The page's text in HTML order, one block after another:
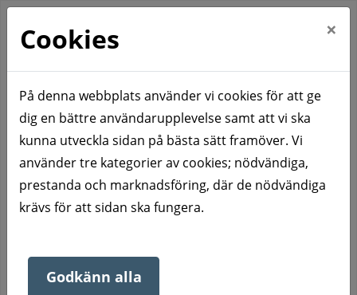
Hem Våra bostadsområden
Charlottenberg
Storgatan 29-31 (udda husnummer)
Storgatan 29-31 (udda
Cookies ×
På denna webbplats använder vi cookies för att ge
dig en bättre användarupplevelse samt att vi ska
kunna utveckla sidan på bästa sätt framöver. Vi
använder tre kategorier av cookies; nödvändiga,
prestanda och marknadsföring, där de nödvändiga
krävs för att sidan ska fungera.
Godkänn alla